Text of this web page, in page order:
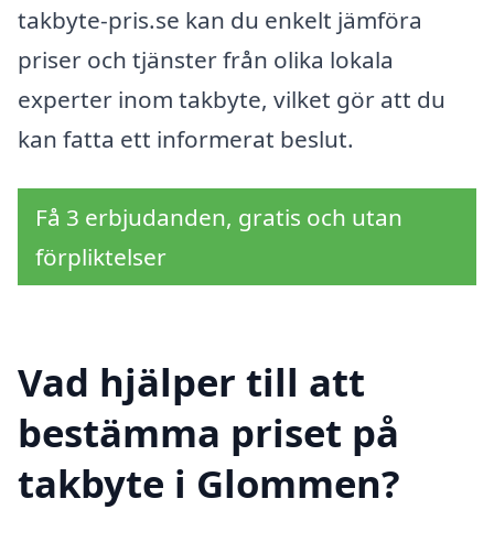
takbyte-pris.se kan du enkelt jämföra
priser och tjänster från olika lokala
experter inom takbyte, vilket gör att du
kan fatta ett informerat beslut.
Få 3 erbjudanden, gratis och utan
förpliktelser
Vad hjälper till att
bestämma priset på
takbyte i Glommen?